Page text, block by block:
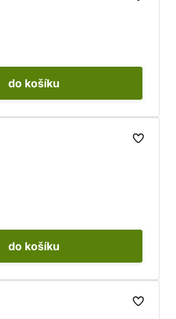
do košíku
do košíku